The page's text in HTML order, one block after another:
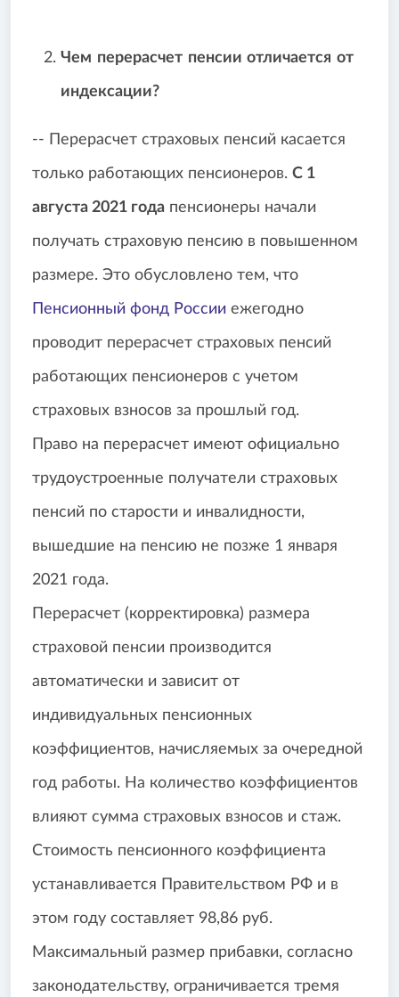
Чем перерасчет пенсии отличается от
индексации?
-- Перерасчет страховых пенсий касается
только работающих пенсионеров. С 1
августа 2021 года пенсионеры начали
получать страховую пенсию в повышенном
размере. Это обусловлено тем, что
Пенсионный фонд России ежегодно
проводит перерасчет страховых пенсий
работающих пенсионеров с учетом
страховых взносов за прошлый год.
Право на перерасчет имеют официально
трудоустроенные получатели страховых
пенсий по старости и инвалидности,
вышедшие на пенсию не позже 1 января
2021 года.
Перерасчет (корректировка) размера
страховой пенсии производится
автоматически и зависит от
индивидуальных пенсионных
коэффициентов, начисляемых за очередной
год работы. На количество коэффициентов
влияют сумма страховых взносов и стаж.
Стоимость пенсионного коэффициента
устанавливается Правительством РФ и в
этом году составляет 98,86 руб.
Максимальный размер прибавки, согласно
законодательству, ограничивается тремя